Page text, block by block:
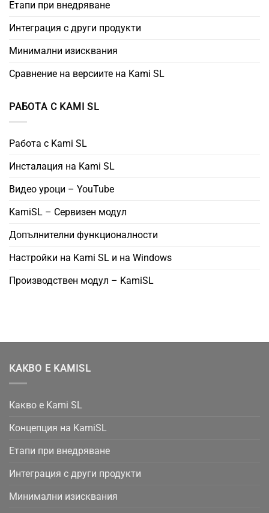
Етапи при внедряване
Интеграция с други продукти
Минимални изисквания
Сравнение на версиите на Kami SL
РАБОТА С KAMI SL
Работа с Kami SL
Инсталация на Kami SL
Видео уроци – YouTube
KamiSL – Сервизен модул
Допълнителни функционалности
Настройки на Kami SL и на Windows
Производствен модул – KamiSL
КАКВО Е KAMISL
Какво е Kami SL
Концепция на KamiSL
Етапи при внедряване
Интеграция с други продукти
Минимални изисквания